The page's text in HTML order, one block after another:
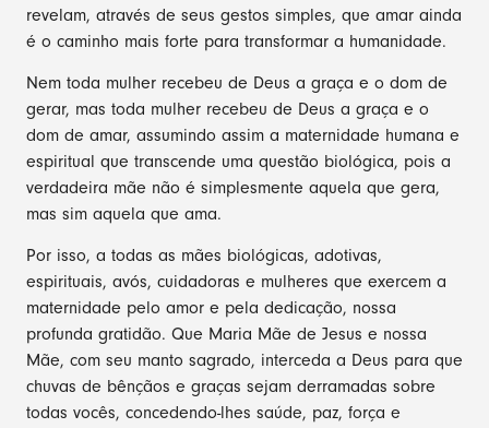
revelam, através de seus gestos simples, que amar ainda
é o caminho mais forte para transformar a humanidade.
Nem toda mulher recebeu de Deus a graça e o dom de
gerar, mas toda mulher recebeu de Deus a graça e o
dom de amar, assumindo assim a maternidade humana e
espiritual que transcende uma questão biológica, pois a
verdadeira mãe não é simplesmente aquela que gera,
mas sim aquela que ama.
Por isso, a todas as mães biológicas, adotivas,
espirituais, avós, cuidadoras e mulheres que exercem a
maternidade pelo amor e pela dedicação, nossa
profunda gratidão. Que Maria Mãe de Jesus e nossa
Mãe, com seu manto sagrado, interceda a Deus para que
chuvas de bênçãos e graças sejam derramadas sobre
todas vocês, concedendo-lhes saúde, paz, força e